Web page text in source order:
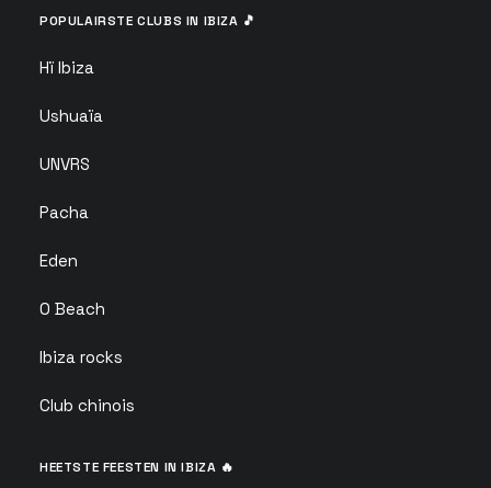
POPULAIRSTE CLUBS IN IBIZA 🎵
Hï Ibiza
Ushuaïa
UNVRS
Pacha
Eden
O Beach
Ibiza rocks
Club chinois
HEETSTE FEESTEN IN IBIZA 🔥